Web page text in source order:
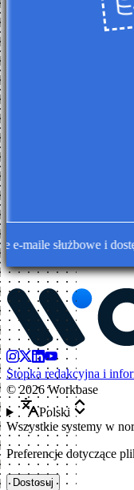
służbowe i
Stopka redakcyjna i
©2026 Workbase
Polski
Wszystkie systemy w
Preferencje dotyczące
Dostosuj